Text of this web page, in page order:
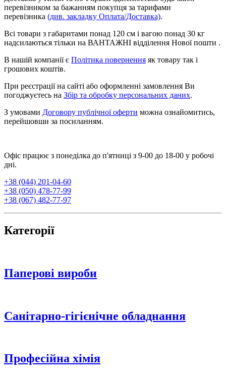
перевізником за бажанням покупця за тарифами
перевізника (див. закладку Оплата/Доставка).
Всі товари з габаритами понад 120 см і вагою понад 30 кг
надсилаються тільки на ВАНТАЖНІ відділення Нової пошти .
В нашій компанії є Політика повернення як товару так і
грошових коштів.
При реєстрації на сайті або оформленні замовлення Ви
погоджуєтесь на Збір та обробку персональних даних.
З умовами Договору публічної оферти можна ознайомитись,
перейшовши за посиланням.
Офіс працює з понеділка до п'ятниці з 9-00 до 18-00 у робочі
дні.
+38 (044) 201-04-60
+38 (050) 478-77-99
+38 (067) 482-77-97
Категорії
Паперові вироби
Санітарно-гігієнічне обладнання
Професійна хімія